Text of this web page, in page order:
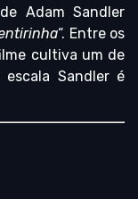
Adam Sandler
“. Entre os
cultiva um de
Sandler é